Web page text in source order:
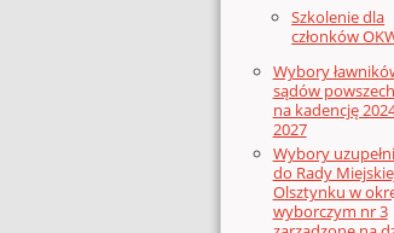
Szkolenie dla
członków
Wybory
sądów
na kadencję
2027
Wybory
do Rady
Olsztynku w
wyborczym nr 3